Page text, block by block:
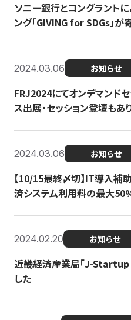
ソニー銀行とコングラント
ング「GIVING for SDGs」が
2024.03.06 お知らせ
FRJ2024にてオンデマンド
ス出展・セッション登壇もあ
2024.03.06 お知らせ
【10/15最終〆切】IT導入補
済システム利用料の最大
2024.02.20 お知らせ
近畿経済産業局「J-Startup
した